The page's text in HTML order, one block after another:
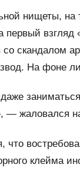
нищеты,
первый взгляд
со скандалом
На фоне
— жаловался
что
клейма